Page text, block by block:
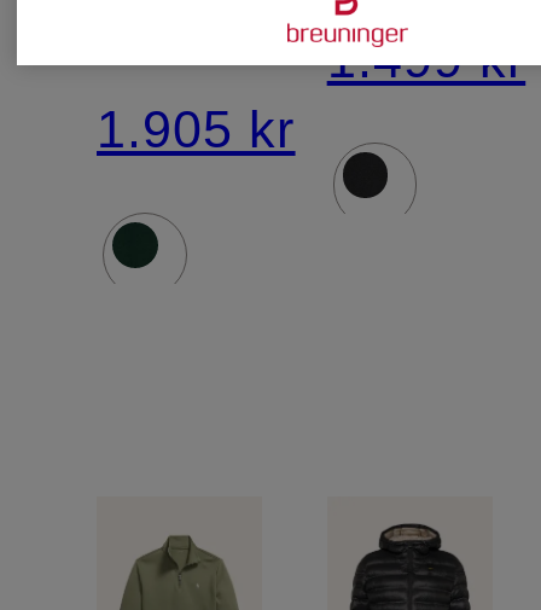
MOLLETON
1.905 kr
Straight
Fit
1.499 kr